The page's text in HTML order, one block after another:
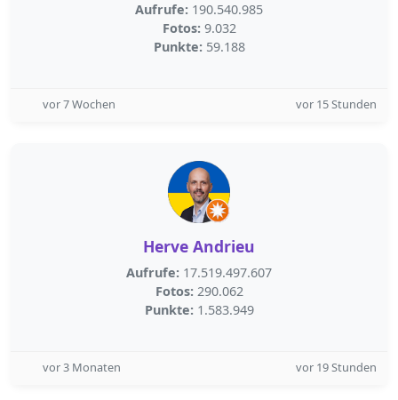
Aufrufe: 190.540.985
Fotos: 9.032
Punkte: 59.188
vor 7 Wochen vor 15 Stunden
Herve Andrieu
Aufrufe: 17.519.497.607
Fotos: 290.062
Punkte: 1.583.949
vor 3 Monaten vor 19 Stunden